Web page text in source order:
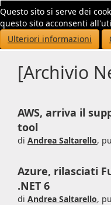
Questo sito si serve dei
questo sito acconsenti
Ulteriori informazioni
[Archivio
AWS, arriva il
tool
di Andrea Saltarello,
Azure, rilasciati
.NET 6
di Andrea Saltarello,